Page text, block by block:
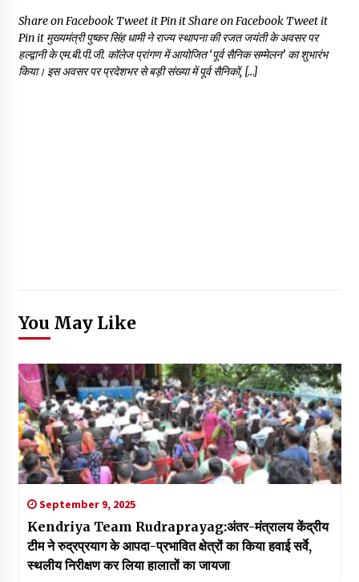
Share on Facebook Tweet it Pin it Share on Facebook Tweet it
Pin it मुख्यमंत्री पुष्कर सिंह धामी ने राज्य स्थापना की रजत जयंती के अवसर पर
हल्द्वानी के एम.बी.पी.जी. कॉलेज प्रांगण में आयोजित ‘पूर्व सैनिक सम्मेलन’ का शुभारंभ
किया। इस अवसर पर प्रदेशभर से बड़ी संख्या में पूर्व सैनिकों, […]
You May Like
September 9, 2025
Kendriya Team Rudraprayag:अंतर-मंत्रालय केंद्रीय
टीम ने रुद्रप्रयाग के आपदा-प्रभावित क्षेत्रों का किया हवाई सर्वे,
स्थलीय निरीक्षण कर लिया हालातों का जायजा